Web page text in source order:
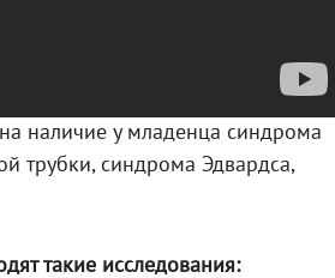
наличие у младенца синдрома
трубки, синдрома Эдвардса,
такие исследования: